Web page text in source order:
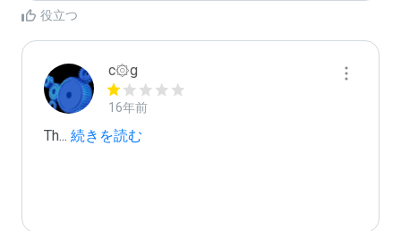
役立つ
c۞g
16年前
Th... 続きを読む